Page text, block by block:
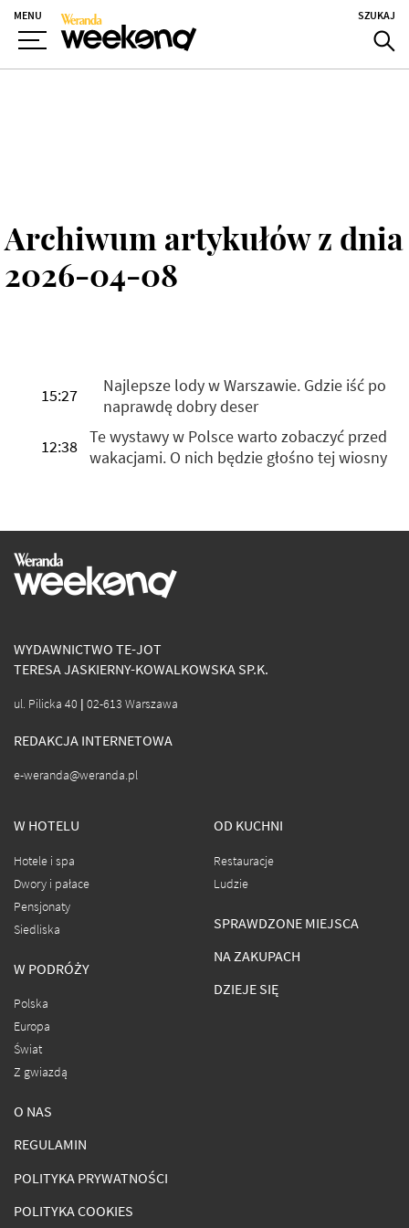
MENU SZUKAJ
Archiwum artykułów z dnia
2026-04-08
15:27
Najlepsze lody w Warszawie. Gdzie iść po
naprawdę dobry deser
12:38 Te wystawy w Polsce warto zobaczyć przed
wakacjami. O nich będzie głośno tej wiosny
WYDAWNICTWO TE-JOT
TERESA JASKIERNY-KOWALKOWSKA SP.K.
ul. Pilicka 40 | 02-613 Warszawa
REDAKCJA INTERNETOWA
e-weranda@weranda.pl
W HOTELU
Hotele i spa
Dwory i pałace
Pensjonaty
Siedliska
W PODRÓŻY
Polska
Europa
Świat
Z gwiazdą
OD KUCHNI
Restauracje
Ludzie
SPRAWDZONE MIEJSCA
NA ZAKUPACH
DZIEJE SIĘ
O NAS
REGULAMIN
POLITYKA PRYWATNOŚCI
POLITYKA COOKIES